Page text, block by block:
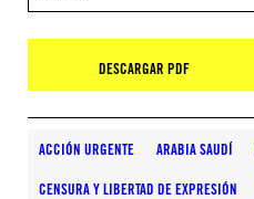
DESCARGAR PDF
ACCIÓN URGENTE ARABIA SAUDÍ
CENSURA Y LIBERTAD DE EXPRESIÓN